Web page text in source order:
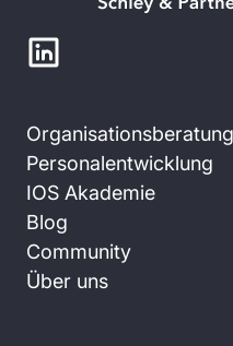
Organisationsberatung
Personalentwicklung
IOS Akademie
Blog
Community
Über uns